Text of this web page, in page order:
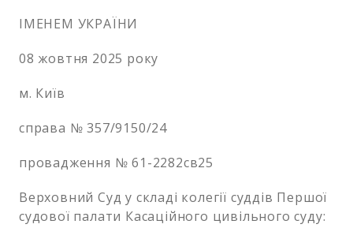
ІМЕНЕМ УКРАЇНИ
08 жовтня 2025 року
м. Київ
справа № 357/9150/24
провадження № 61-2282св25
Верховний Суд у складі колегії суддів Першої
судової палати Касаційного цивільного суду: